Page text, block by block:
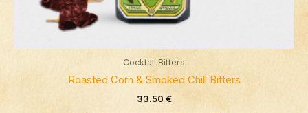
Cocktail Bitters
Roasted Corn & Smoked Chili Bitters
33.50 €